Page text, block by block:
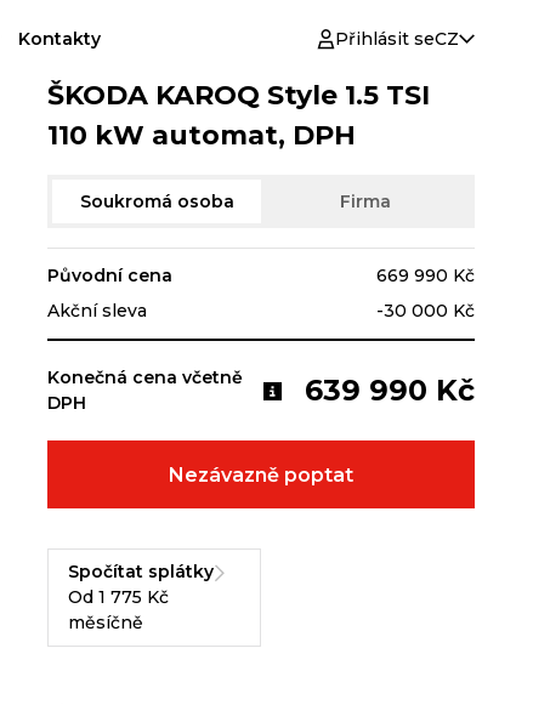
Kontakty Přihlásit seCZ
ŠKODA KAROQ Style 1.5 TSI
110 kW automat, DPH
Soukromá osoba Firma
Původní cena
669 990 Kč
Akční sleva
-30 000 Kč
Konečná cena včetně
DPH
639 990 Kč
Nezávazně poptat
Spočítat splátky
Od 1 775 Kč
měsíčně